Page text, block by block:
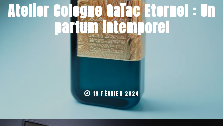
Atelier Cologne Gaïac Eternel : Un
parfum intemporel
19 FÉVRIER 2024